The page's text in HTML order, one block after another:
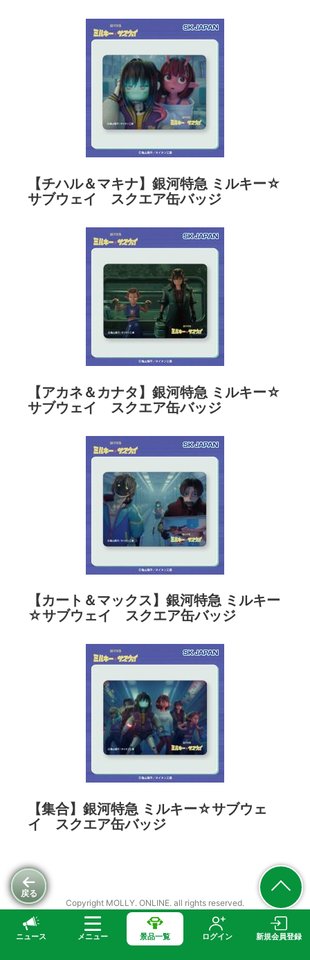
ニュース メニュー 景品一覧 ログイン 新規会員登録
戻る
【チハル＆マキナ】銀河特急 ミルキー☆
サブウェイ スクエア缶バッジ
【アカネ＆カナタ】銀河特急 ミルキー☆
サブウェイ スクエア缶バッジ
【カート＆マックス】銀河特急 ミルキー
☆サブウェイ スクエア缶バッジ
【集合】銀河特急 ミルキー☆サブウェ
イ スクエア缶バッジ
Copyright MOLLY. ONLINE. all rights reserved.